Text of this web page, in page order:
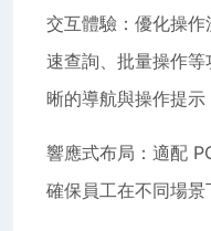
交互體驗：優化操
速查詢、批量操作
晰的導航與操作提示
響應式布局：適配
確保員工在不同場景